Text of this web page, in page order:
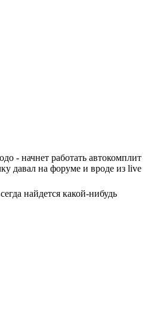
- начнет работать автокомплит
давал на форуме и вроде из live
найдется какой-нибудь